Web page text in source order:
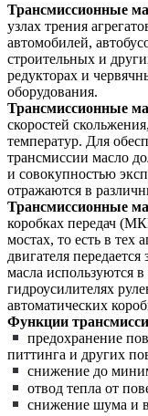
Трансмиссионные
узлах трения
автомобилей,
строительных и
редукторах и
оборудования.
Трансмиссионные
скоростей
температур. Для
трансмиссии масло
и совокупностью
отражаются в
Трансмиссионные
коробках передач
мостах, то есть в тех
двигателя
масла используются
гидроусилителях
автоматических
Функции
предохранение
питтинга и других
снижение до
отвод тепла от
снижение шума и